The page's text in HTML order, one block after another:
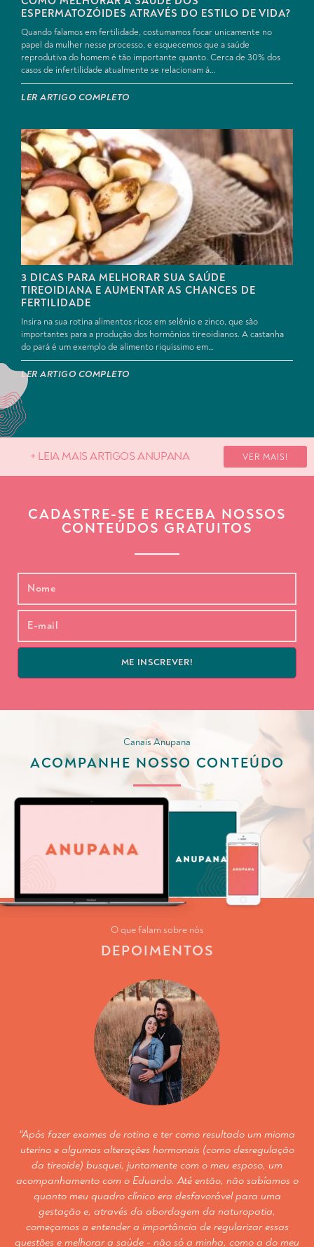
ESPERMATOZÓIDES ATRAVÉS DO ESTILO DE VIDA?
Quando falamos em fertilidade, costumamos focar unicamente no
papel da mulher nesse processo, e esquecemos que a saúde
reprodutiva do homem é tão importante quanto. Cerca de 30% dos
casos de infertilidade atualmente se relacionam à…
LER ARTIGO COMPLETO
3 DICAS PARA MELHORAR SUA SAÚDE
TIREOIDIANA E AUMENTAR AS CHANCES DE
FERTILIDADE
Insira na sua rotina alimentos ricos em selênio e zinco, que são
importantes para a produção dos hormônios tireoidianos. A castanha
do pará é um exemplo de alimento riquíssimo em…
LER ARTIGO COMPLETO
+ LEIA MAIS ARTIGOS ANUPANA VER MAIS!
CADASTRE-SE E RECEBA NOSSOS
CONTEÚDOS GRATUITOS
ME INSCREVER!
Canais Anupana
ACOMPANHE NOSSO CONTEÚDO
O que falam sobre nós
DEPOIMENTOS
“Após fazer exames de rotina e ter como resultado um mioma
uterino e algumas alterações hormonais (como desregulação
da tireoide) busquei, juntamente com o meu esposo, um
acompanhamento com o Eduardo. Até então, não sabíamos o
quanto meu quadro clínico era desfavorável para uma
gestação e, através da abordagem da naturopatia,
começamos a entender a importância de regularizar essas
questões e melhorar a saúde - não só a minha, como a do meu